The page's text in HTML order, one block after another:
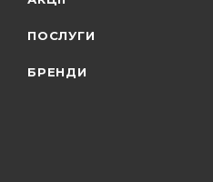
ПОСЛУГИ
БРЕНДИ